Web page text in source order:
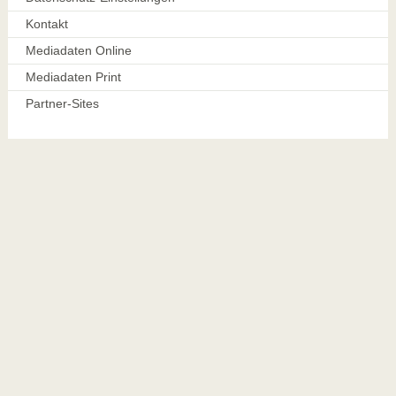
Kontakt
Mediadaten Online
Mediadaten Print
Partner-Sites